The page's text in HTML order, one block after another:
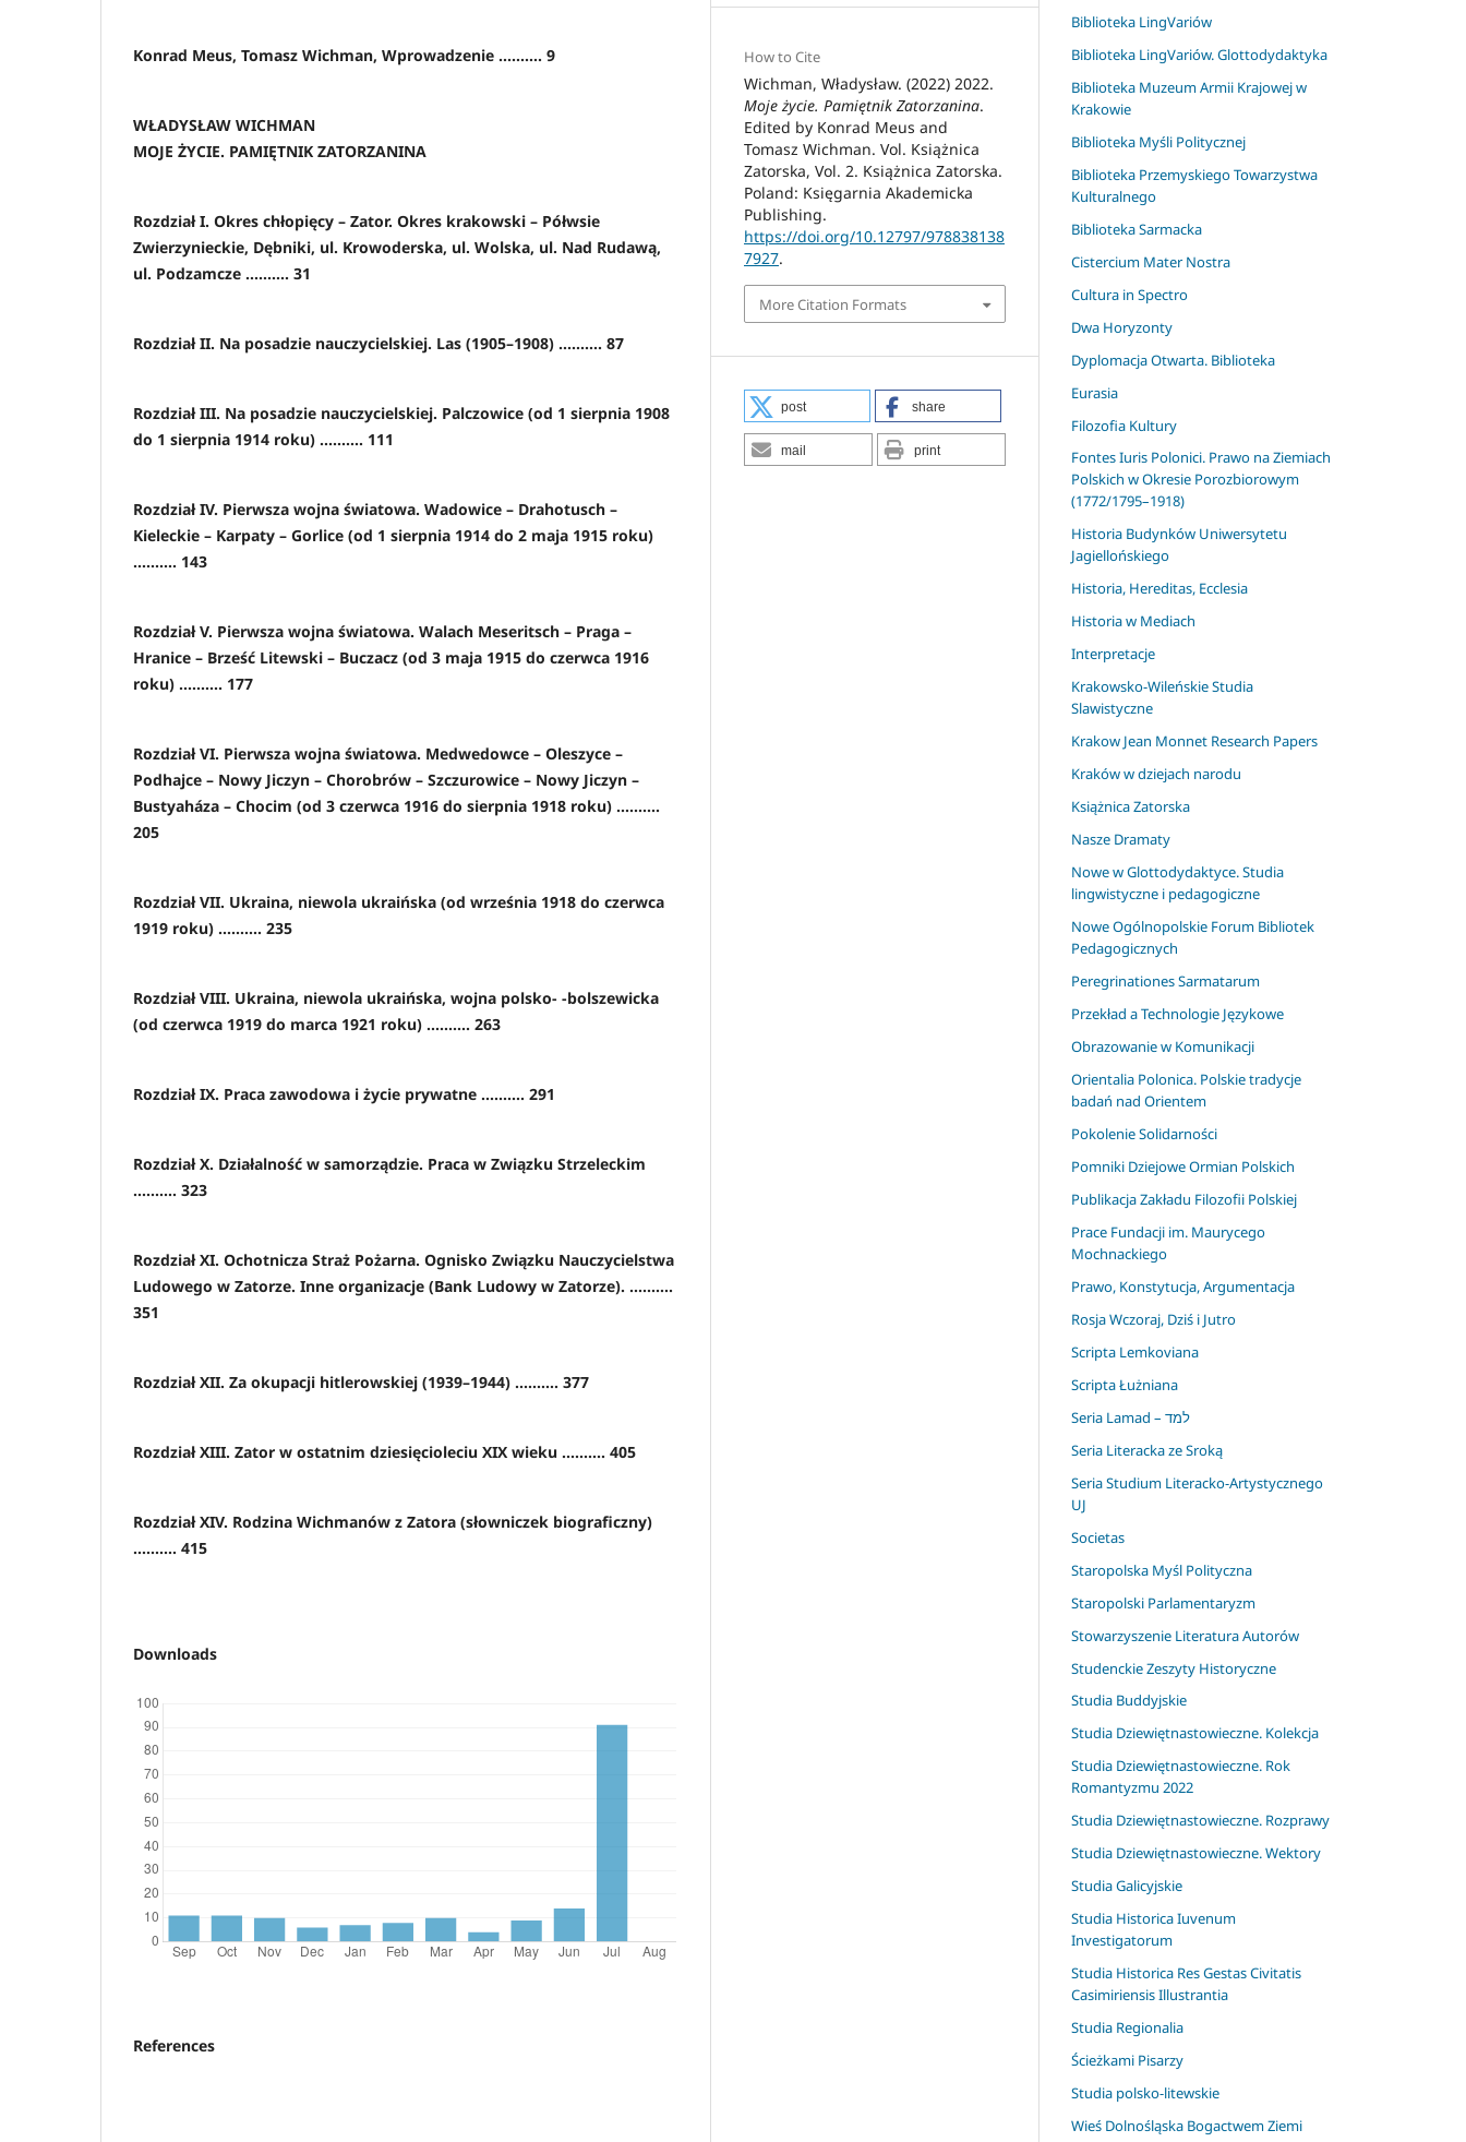
Konrad Meus, Tomasz Wichman, Wprowadzenie .......... 9
WŁADYSŁAW WICHMAN
MOJE ŻYCIE. PAMIĘTNIK ZATORZANINA
Rozdział I. Okres chłopięcy – Zator. Okres krakowski – Półwsie
Zwierzynieckie, Dębniki, ul. Krowoderska, ul. Wolska, ul. Nad Rudawą,
ul. Podzamcze .......... 31
Rozdział II. Na posadzie nauczycielskiej. Las (1905–1908) .......... 87
Rozdział III. Na posadzie nauczycielskiej. Palczowice (od 1 sierpnia 1908
do 1 sierpnia 1914 roku) .......... 111
Rozdział IV. Pierwsza wojna światowa. Wadowice – Drahotusch –
Kieleckie – Karpaty – Gorlice (od 1 sierpnia 1914 do 2 maja 1915 roku)
.......... 143
Rozdział V. Pierwsza wojna światowa. Walach Meseritsch – Praga –
Hranice – Brześć Litewski – Buczacz (od 3 maja 1915 do czerwca 1916
roku) .......... 177
Rozdział VI. Pierwsza wojna światowa. Medwedowce – Oleszyce –
Podhajce – Nowy Jiczyn – Chorobrów – Szczurowice – Nowy Jiczyn –
Bustyaháza – Chocim (od 3 czerwca 1916 do sierpnia 1918 roku) ..........
205
Rozdział VII. Ukraina, niewola ukraińska (od września 1918 do czerwca
1919 roku) .......... 235
Rozdział VIII. Ukraina, niewola ukraińska, wojna polsko- -bolszewicka
(od czerwca 1919 do marca 1921 roku) .......... 263
Rozdział IX. Praca zawodowa i życie prywatne .......... 291
Rozdział X. Działalność w samorządzie. Praca w Związku Strzeleckim
.......... 323
Rozdział XI. Ochotnicza Straż Pożarna. Ognisko Związku Nauczycielstwa
Ludowego w Zatorze. Inne organizacje (Bank Ludowy w Zatorze). ..........
351
Rozdział XII. Za okupacji hitlerowskiej (1939–1944) .......... 377
Rozdział XIII. Zator w ostatnim dziesięcioleciu XIX wieku .......... 405
Rozdział XIV. Rodzina Wichmanów z Zatora (słowniczek biograficzny)
.......... 415
Downloads
References
How to Cite
Wichman, Władysław. (2022) 2022.
Moje życie. Pamiętnik Zatorzanina.
Edited by Konrad Meus and
Tomasz Wichman. Vol. Książnica
Zatorska, Vol. 2. Książnica Zatorska.
Poland: Księgarnia Akademicka
Publishing.
https://doi.org/10.12797/978838138
7927.
More Citation Formats
post share
mail print
Biblioteka LingVariów
Biblioteka LingVariów. Glottodydaktyka
Biblioteka Muzeum Armii Krajowej w
Krakowie
Biblioteka Myśli Politycznej
Biblioteka Przemyskiego Towarzystwa
Kulturalnego
Biblioteka Sarmacka
Cistercium Mater Nostra
Cultura in Spectro
Dwa Horyzonty
Dyplomacja Otwarta. Biblioteka
Eurasia
Filozofia Kultury
Fontes Iuris Polonici. Prawo na Ziemiach
Polskich w Okresie Porozbiorowym
(1772/1795–1918)
Historia Budynków Uniwersytetu
Jagiellońskiego
Historia, Hereditas, Ecclesia
Historia w Mediach
Interpretacje
Krakowsko-Wileńskie Studia
Slawistyczne
Krakow Jean Monnet Research Papers
Kraków w dziejach narodu
Książnica Zatorska
Nasze Dramaty
Nowe w Glottodydaktyce. Studia
lingwistyczne i pedagogiczne
Nowe Ogólnopolskie Forum Bibliotek
Pedagogicznych
Peregrinationes Sarmatarum
Przekład a Technologie Językowe
Obrazowanie w Komunikacji
Orientalia Polonica. Polskie tradycje
badań nad Orientem
Pokolenie Solidarności
Pomniki Dziejowe Ormian Polskich
Publikacja Zakładu Filozofii Polskiej
Prace Fundacji im. Maurycego
Mochnackiego
Prawo, Konstytucja, Argumentacja
Rosja Wczoraj, Dziś i Jutro
Scripta Lemkoviana
Scripta Łużniana
Seria Lamad – למד
Seria Literacka ze Sroką
Seria Studium Literacko-Artystycznego
UJ
Societas
Staropolska Myśl Polityczna
Staropolski Parlamentaryzm
Stowarzyszenie Literatura Autorów
Studenckie Zeszyty Historyczne
Studia Buddyjskie
Studia Dziewiętnastowieczne. Kolekcja
Studia Dziewiętnastowieczne. Rok
Romantyzmu 2022
Studia Dziewiętnastowieczne. Rozprawy
Studia Dziewiętnastowieczne. Wektory
Studia Galicyjskie
Studia Historica Iuvenum
Investigatorum
Studia Historica Res Gestas Civitatis
Casimiriensis Illustrantia
Studia Regionalia
Ścieżkami Pisarzy
Studia polsko-litewskie
Wieś Dolnośląska Bogactwem Ziemi